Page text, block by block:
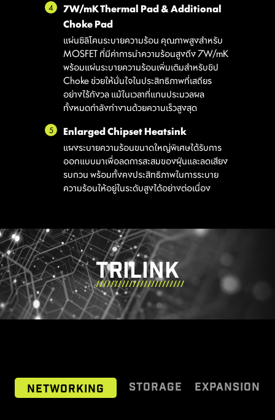
4
7W/mK Thermal Pad & Additional
Choke Pad
แผ่นซิลิโคนระบายความร้อน คุณภาพสูงสำหรับ
MOSFET ที่มีค่าการนำความร้อนสูงถึง 7W/mK
พร้อมแผ่นระบายความร้อนเพิ่มเติมสำหรับชิป
Choke ช่วยให้มั่นใจในประสิทธิภาพที่เสถียร
อย่างไร้กังวล แม้ในเวลาที่แกนประมวลผล
ทั้งหมดกำลังทำงานด้วยความเร็วสูงสุด
5
Enlarged Chipset Heatsink
แผงระบายความร้อนขนาดใหญ่พิเศษได้รับการ
ออกแบบมาเพื่อลดการสะสมของฝุ่นและลดเสียง
รบกวน พร้อมทั้งคงประสิทธิภาพในการระบาย
ความร้อนให้อยู่ในระดับสูงได้อย่างต่อเนื่อง
สำหรับชุด
ระบายความ
ร้อน CPU
FOR LIQUID
COOLER
รองรับการจ่าย
ไฟสูงสุด 3A /
พร้อมระบบ
ตรวจจับอุปกรณ์
อัตโนมัติ
FOR SYSTEM
FAN
รองรับระบบ
ตรวจจับ
อัตโนมัติ
EXCLUSIVE
EZ CONN. -
JAF_1
รองรับการจ่าย
ไฟ 2A (สำหรับ
Lean more
Multiple Profiles
บันทึกได้สูงสุด 5 โปรไฟล์ รองรับการใช้งานใน
ทุกสถานการณ์
พัดลมอัจฉริยะ & ปรับแต่งเอง
Smart Fan
ปรับแต่งเส้นโค้งอุณหภูมิได้อย่างง่ายดายด้วย
จุดปรับ 4 จุด
Manual Fan
ปรับตั้งค่าอุณหภูมิตามเปอร์เซ็นต์ที่กำหนดได้
ด้วยตนเอง
User Scenario
Follow MSI Center Mode
ปรับแต่งการทำงานของพัดลมอัตโนมัติตาม
โหมดการใช้งานที่คุณเลือกใน User Scenario
BIOS Mode
ปรับตั้งค่าพัดลมใน BIOS
Customize by User
Frozr AI Cooling ระบบตรวจจับอุณหภูมิ
CPU และ GPU อัจฉริยะ ปรับระดับความเร็ว
TRILINK
NETWORKING STORAGE EXPANSION